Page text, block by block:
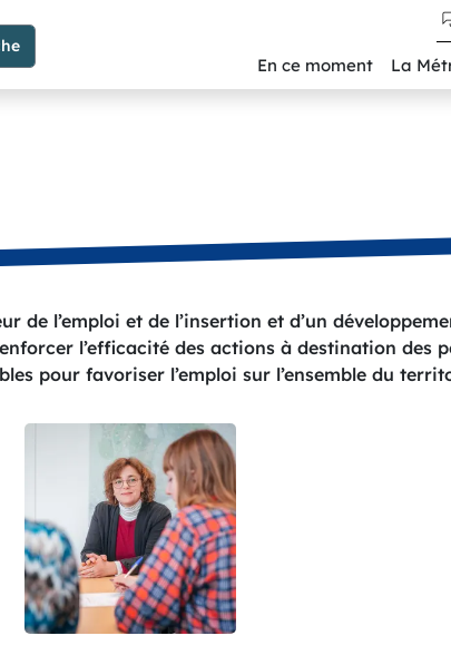
En ce moment La
de l’emploi et de l’insertion et d’un
l’efficacité des actions à destination des
pour favoriser l’emploi sur l’ensemble du